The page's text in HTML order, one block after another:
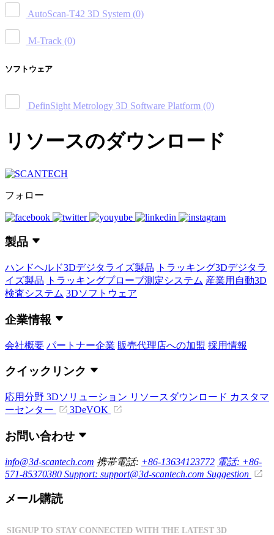
AutoScan-T42 3D System (0)
M-Track (0)
ソフトウェア
DefinSight Metrology 3D Software Platform (0)
リソースのダウンロード
フォロー
製品
ハンドヘルド3Dデジタライズ製品
トラッキング3Dデジタラ
イズ製品
トラッキングプローブ測定システム 産業用自動3D
検査システム 3Dソフトウェア
企業情報
会社概要 パートナー企業 販売代理店への加盟 採用情報
クイックリンク
応用分野 3Dソリューション リソースダウンロード カスタマ
ーセンター
3DeVOK
お問い合わせ
info@3d-scantech.com 携帯電話: +86-13634123772 電話: +86-
571-85370380 Support: support@3d-scantech.com Suggestion
メール購読